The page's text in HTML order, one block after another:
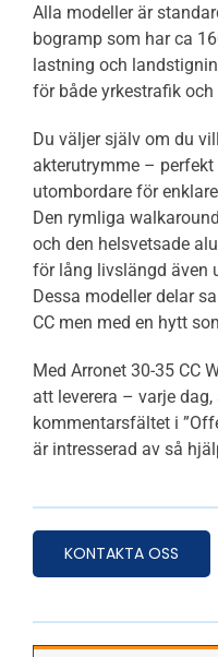
Alla modeller är
bogramp som har ca
lastning och
för både yrkestrafik
Du väljer själv om du
akterutrymme –
utombordare för
Den rymliga
och den helsvetsade
för lång livslängd även
Dessa modeller delar
CC men med en hytt
Med Arronet 30-35 CC
att leverera – varje dag,
kommentarsfältet i
är intresserad av så
KONTAKTA OSS